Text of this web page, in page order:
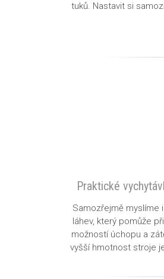
tuků. Nastavit si
Praktické
Samozřejmě myslíme
láhev, který pomůže
možností úchopu a
vyšší hmotnost stroje